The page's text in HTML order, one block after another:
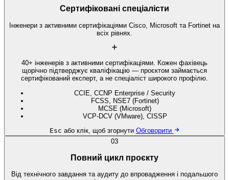
Сертифіковані спеціалісти
Інженери з активними сертифікаціями Cisco, Microsoft та Fortinet на
всіх рівнях.
40+ інженерів з активними сертифікаціями. Кожен фахівець
щорічно підтверджує кваліфікацію — проєктом займається
сертифікований експерт, а не спеціаліст широкого профілю.
CCIE, CCNP Enterprise / Security
FCSS, NSE7 (Fortinet)
MCSE (Microsoft)
VCP-DCV (VMware), CISSP
Esc або клік, щоб згорнути Обговорити
03
Повний цикл проєкту
Від технічного завдання та аудиту до впровадження і подальшого